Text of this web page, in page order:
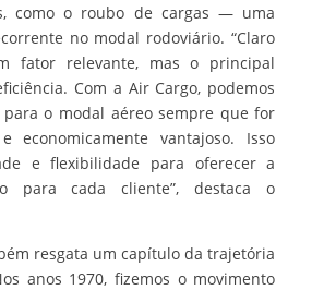
como o roubo de cargas — uma
no modal rodoviário. “Claro
fator relevante, mas o principal
Com a Air Cargo, podemos
para o modal aéreo sempre que for
economicamente vantajoso. Isso
e flexibilidade para oferecer a
para cada cliente”, destaca o
resgata um capítulo da trajetória
anos 1970, fizemos o movimento